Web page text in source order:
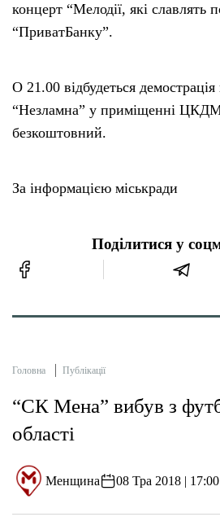
концерт “Мелодії, які славлять
“ПриватБанку”.
О 21.00 відбудеться
“Незламна” у приміщенні
безкоштовний.
За інформацією міськради
Поділитися у
Головна Публікації
“СК Мена” вибув з
області
Менщина 08 Тра 2018 | 17:00